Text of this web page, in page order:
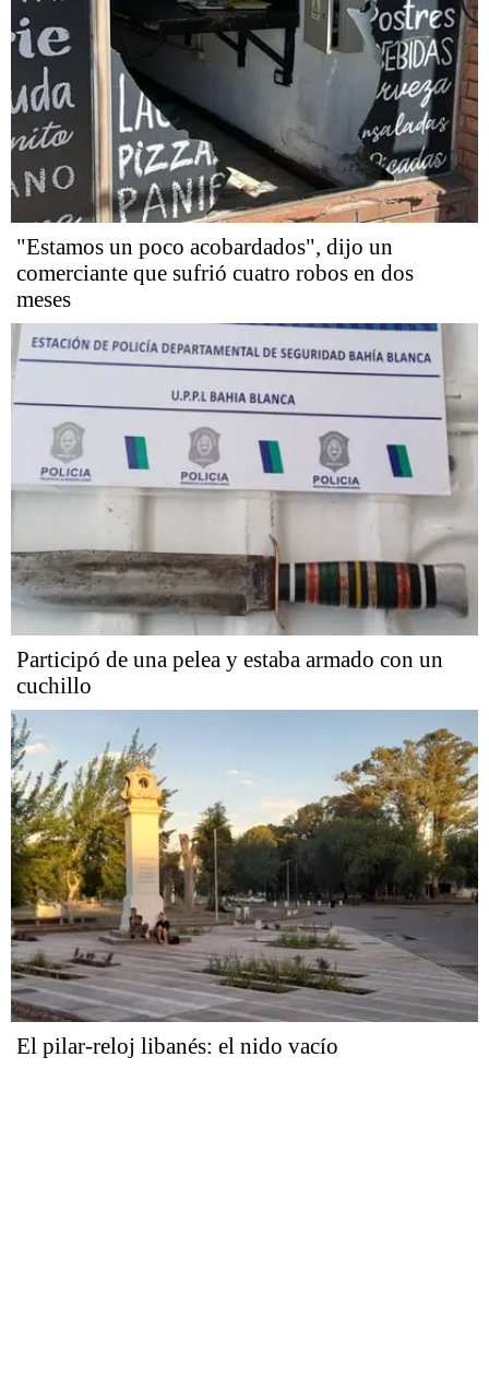
"Estamos un poco acobardados", dijo un
comerciante que sufrió cuatro robos en dos
meses
Participó de una pelea y estaba armado con un
cuchillo
El pilar-reloj libanés: el nido vacío